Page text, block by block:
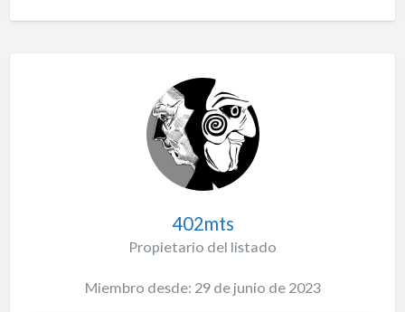
402mts
Propietario del listado
Miembro desde: 29 de junio de 2023